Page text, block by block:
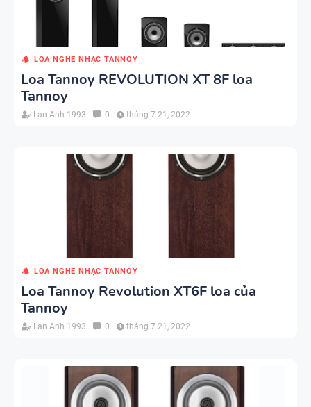
LOA NGHE NHẠC TANNOY
Loa Tannoy REVOLUTION XT 8F loa
Tannoy
Lan Anh 1993 0 tháng 7 21, 2022
LOA NGHE NHẠC TANNOY
Loa Tannoy Revolution XT6F loa của
Tannoy
Lan Anh 1993 0 tháng 7 21, 2022